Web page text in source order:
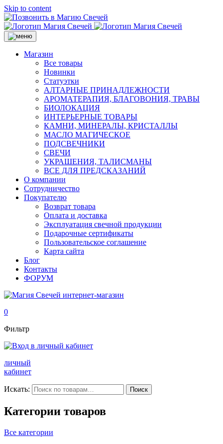
Skip to content
Магазин
Все товары
Новинки
Статуэтки
АЛТАРНЫЕ ПРИНАДЛЕЖНОСТИ
АРОМАТЕРАПИЯ, БЛАГОВОНИЯ, ТРАВЫ
БИОЛОКАЦИЯ
ИНТЕРЬЕРНЫЕ ТОВАРЫ
КАМНИ, МИНЕРАЛЫ, КРИСТАЛЛЫ
МАСЛО МАГИЧЕСКОЕ
ПОДСВЕЧНИКИ
СВЕЧИ
УКРАШЕНИЯ, ТАЛИСМАНЫ
ВСЕ ДЛЯ ПРЕДСКАЗАНИЙ
О компании
Сотрудничество
Покупателю
Возврат товара
Оплата и доставка
Эксплуатация свечной продукции
Подарочные сертификаты
Пользовательское соглашение
Карта сайта
Блог
Контакты
ФОРУМ
0
Фильтр
личный
кабинет
Искать: Поиск
Категории товаров
Все категории